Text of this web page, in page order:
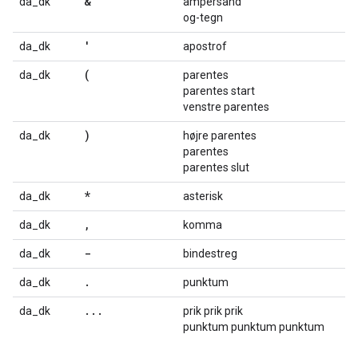
og-tegn
da_dk ' apostrof
da_dk (
parentes
parentes start
venstre parentes
da_dk )
højre parentes
parentes
parentes slut
da_dk * asterisk
da_dk , komma
da_dk - bindestreg
da_dk . punktum
da_dk ...
prik prik prik
punktum punktum punktum